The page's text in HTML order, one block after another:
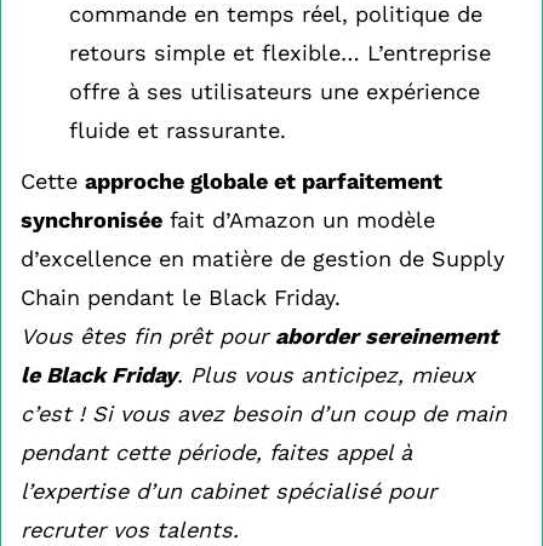
commande en temps réel, politique de
retours simple et flexible… L’entreprise
offre à ses utilisateurs une expérience
fluide et rassurante.
Cette approche globale et parfaitement
synchronisée fait d’Amazon un modèle
d’excellence en matière de gestion de Supply
Chain pendant le Black Friday.
Vous êtes fin prêt pour aborder sereinement
le Black Friday. Plus vous anticipez, mieux
c’est ! Si vous avez besoin d’un coup de main
pendant cette période, faites appel à
l’expertise d’un cabinet spécialisé pour
recruter vos talents.